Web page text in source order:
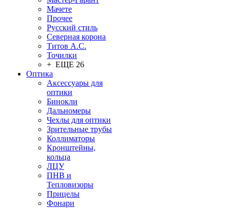
Мачете
Прочее
Русский стиль
Северная корона
Титов А.С.
Точилки
+ ЕЩЕ 26
Оптика
Аксессуары для
оптики
Бинокли
Дальномеры
Чехлы для оптики
Зрительные трубы
Коллиматоры
Кронштейны,
кольца
ЛЦУ
ПНВ и
Тепловизоры
Прицелы
Фонари